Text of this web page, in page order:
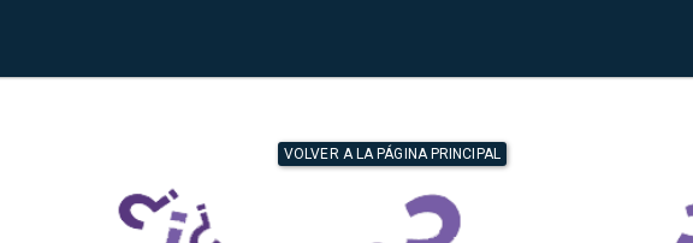
VOLVER A LA PÁGINA PRINCIPAL